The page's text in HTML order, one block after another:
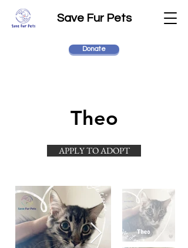
Save Fur Pets
Donate
Theo
APPLY TO ADOPT